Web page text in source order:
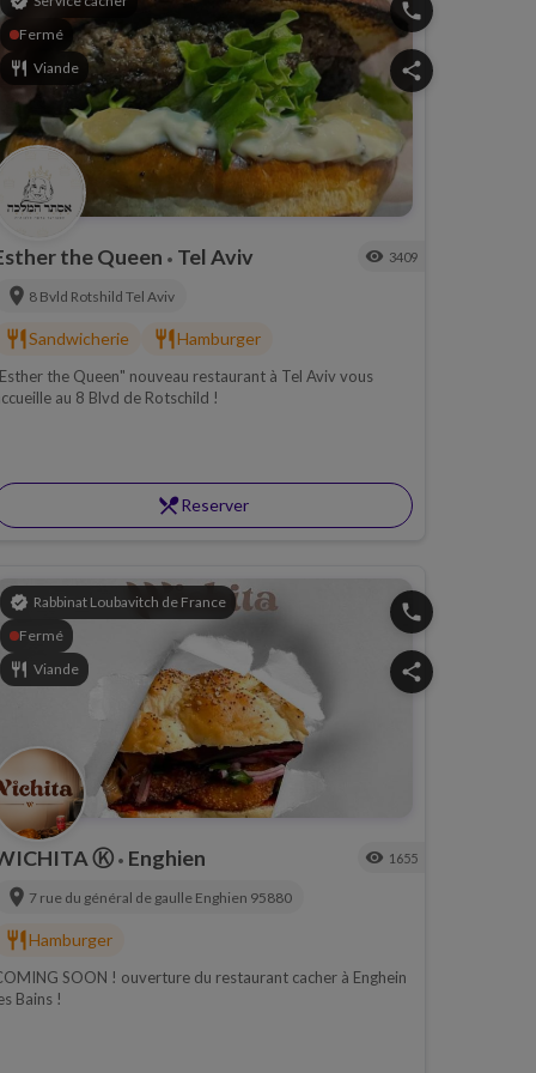
Fermé
restaurant Viande
phone
share
the Queen • Tel Aviv visibility 3409
location_on 8 Bvld Rotshild Tel Aviv
restaurant Sandwicherie restaurant Hamburger
the Queen" nouveau restaurant à Tel Aviv vous
au 8 Blvd de Rotschild !
restaurant_menuReserver
verified Rabbinat Loubavitch de France
Fermé
restaurant Viande
phone
share
Ⓚ • Enghien visibility 1655
location_on 7 rue du général de gaulle Enghien 95880
restaurant Hamburger
SOON ! ouverture du restaurant cacher à Enghein
Bains !